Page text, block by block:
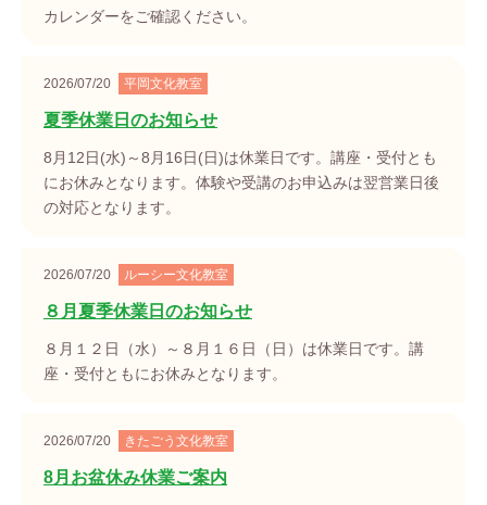
カレンダーをご確認ください。
2026/07/20 平岡文化教室
夏季休業日のお知らせ
8月12日(水)～8月16日(日)は休業日です。講座・受付とも
にお休みとなります。体験や受講のお申込みは翌営業日後
の対応となります。
2026/07/20 ルーシー文化教室
８月夏季休業日のお知らせ
８月１２日（水）～８月１６日（日）は休業日です。講
座・受付ともにお休みとなります。
2026/07/20 きたごう文化教室
8月お盆休み休業ご案内